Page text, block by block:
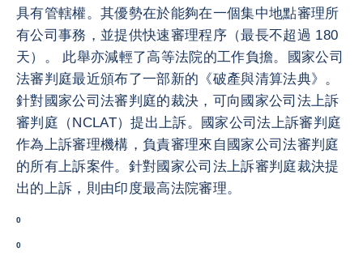
具有管轄權。其優勢在於能夠在一個集中地點審理所
有公司事務，並提供快速審理程序（最長不超過 180
天）。 此舉亦減輕了高等法院的工作負擔。國家公司
法審判庭最近頒布了一部新的《破產與清算法典》。
針對國家公司法審判庭的裁決，可向國家公司法上訴
審判庭（NCLAT）提出上訴。國家公司法上訴審判庭
作為上訴審理機構，負責審理來自國家公司法審判庭
的所有上訴案件。針對國家公司法上訴審判庭裁決提
出的上訴，則由印度最高法院審理。
0
0